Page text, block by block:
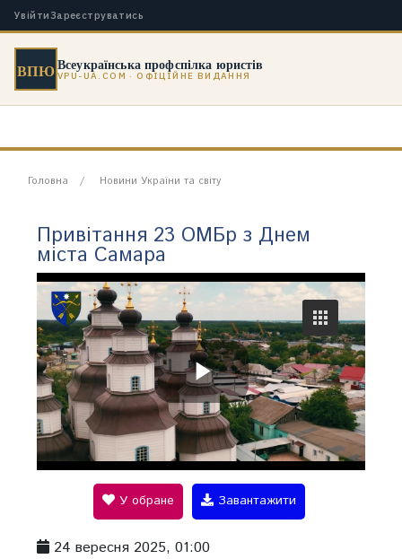
Увійти Зареєструватись
ВПЮВсеукраїнська профспілка юристів
VPU-UA.COM · ОФІЦІЙНЕ ВИДАННЯ
Головна Новини України та світу
Привітання 23 ОМБр з Днем
міста Самара
P
l
a
У обране Завантажити
24 вересня 2025, 01:00